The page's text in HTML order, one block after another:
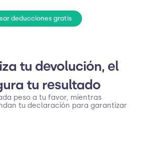
deducciones gratis
tu devolución, el
tu resultado
peso a tu favor, mientras
tu declaración para garantizar